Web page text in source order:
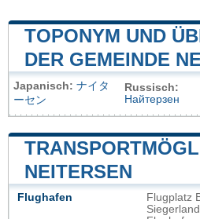
TOPONYM UND
DER GEMEINDE
Japanisch: ナイタ
ーセン
Russisch:
Найтерзен
NEITERSEN
Flughafen Flugplatz